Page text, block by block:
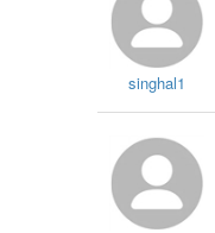
singhal1